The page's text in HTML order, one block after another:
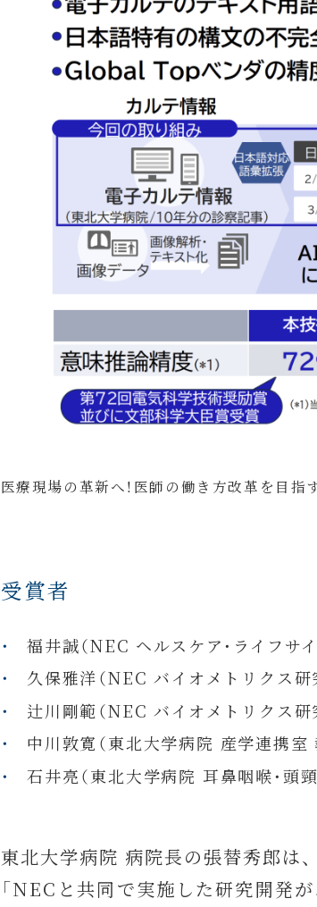
医療現場の革新へ！医師の働き方改革を目
受賞者
福井誠（NEC ヘルスケア・ライフサ
久保雅洋（NEC バイオメトリクス研
辻川剛範（NEC バイオメトリクス研
中川敦寛（東北大学病院 産学連携室
石井亮（東北大学病院 耳鼻咽喉・頭
東北大学病院 病院長の張替秀郎は、
「NECと共同で実施した研究開発